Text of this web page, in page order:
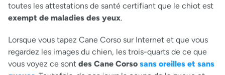
toutes les attestations de santé certifiant que le chiot est
exempt de maladies des yeux.
Lorsque vous tapez Cane Corso sur Internet et que vous
regardez les images du chien, les trois-quarts de ce que
vous voyez ce sont des Cane Corso sans oreilles et sans